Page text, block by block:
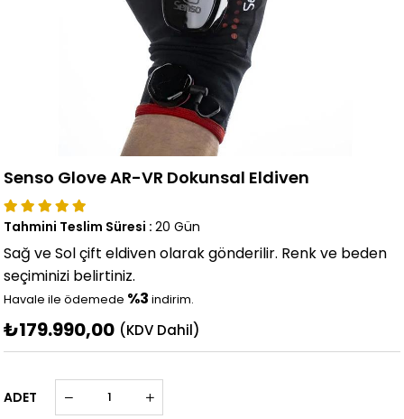
Senso Glove AR-VR Dokunsal Eldiven
Tahmini Teslim Süresi : 20 Gün
Sağ ve Sol çift eldivenolarak gönderilir. Renk ve beden
seçiminizi belirtiniz.
Havale ile ödemede %3 indirim.
₺179.990,00 (KDV Dahil)
ADET